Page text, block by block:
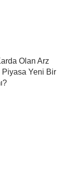
Olan Arz
Piyasa Yeni Bir